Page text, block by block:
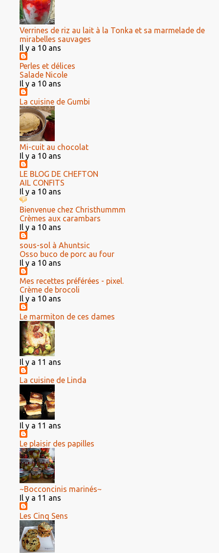
Verrines de riz au lait à la Tonka et sa marmelade de
mirabelles sauvages
Il y a 10 ans
Perles et délices
Salade Nicole
Il y a 10 ans
La cuisine de Gumbi
Mi-cuit au chocolat
Il y a 10 ans
LE BLOG DE CHEFTON
AIL CONFITS
Il y a 10 ans
Bienvenue chez Christhummm
Crèmes aux carambars
Il y a 10 ans
sous-sol à Ahuntsic
Osso buco de porc au four
Il y a 10 ans
Mes recettes préférées - pixel.
Crème de brocoli
Il y a 10 ans
Le marmiton de ces dames
Il y a 11 ans
La cuisine de Linda
Il y a 11 ans
Le plaisir des papilles
~Bocconcinis marinés~
Il y a 11 ans
Les Cinq Sens